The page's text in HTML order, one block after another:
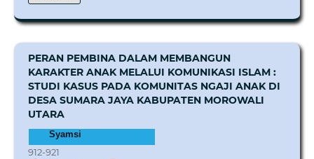
PERAN PEMBINA DALAM MEMBANGUN
KARAKTER ANAK MELALUI KOMUNIKASI ISLAM :
STUDI KASUS PADA KOMUNITAS NGAJI ANAK DI
DESA SUMARA JAYA KABUPATEN MOROWALI
UTARA
Syamsi
912-921